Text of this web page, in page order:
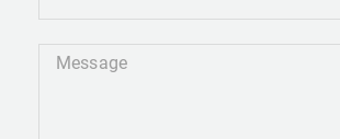
Message